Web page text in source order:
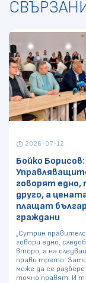
schedule 2026-07-12
Бойко Борисов:
говорят едно,
друго, а
плащат
граждани
„Сутрин
говори едно,
второ, а на
прави трето.
може да се разбере
точно правят. И т